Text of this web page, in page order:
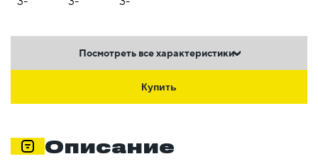
Посмотреть все характеристики
Купить
Описание